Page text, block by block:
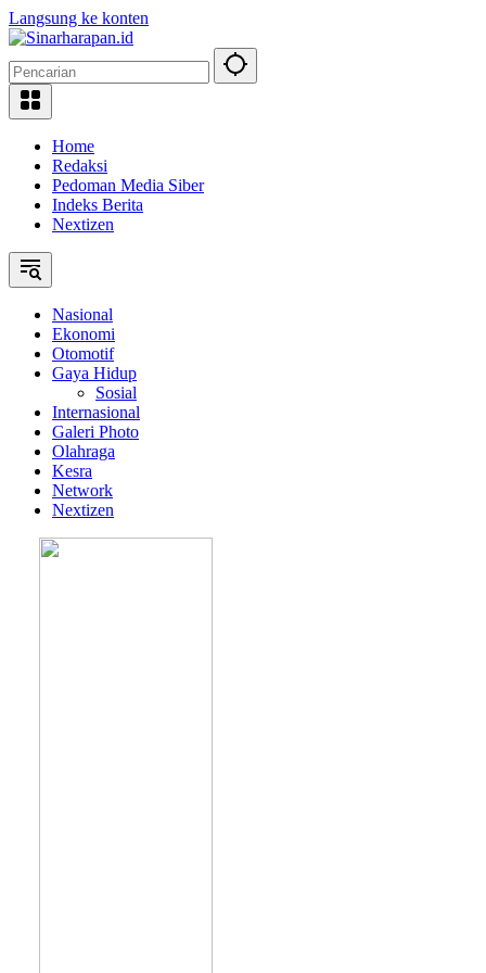
Langsung ke konten
Home
Redaksi
Pedoman Media Siber
Indeks Berita
Nextizen
Nasional
Ekonomi
Otomotif
Gaya Hidup
Sosial
Internasional
Galeri Photo
Olahraga
Kesra
Network
Nextizen